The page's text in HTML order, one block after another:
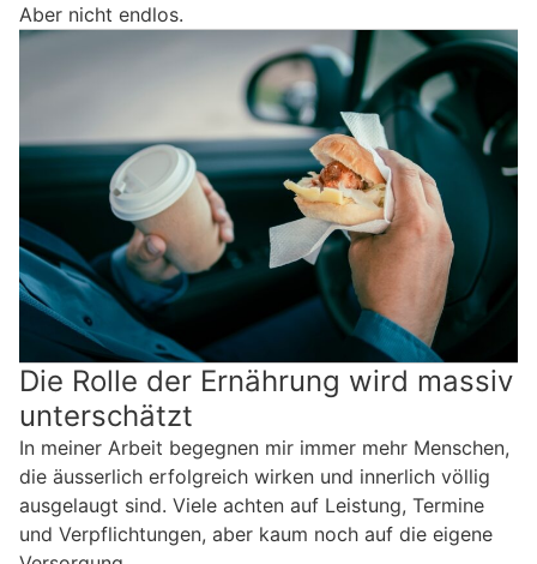
Aber nicht endlos.
Die Rolle der Ernährung wird massiv
unterschätzt
In meiner Arbeit begegnen mir immer mehr Menschen,
die äusserlich erfolgreich wirken und innerlich völlig
ausgelaugt sind. Viele achten auf Leistung, Termine
und Verpflichtungen, aber kaum noch auf die eigene